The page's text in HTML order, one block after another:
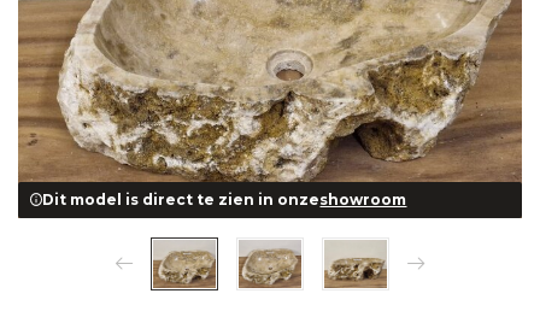
Dit model is direct te zien in onzeshowroom